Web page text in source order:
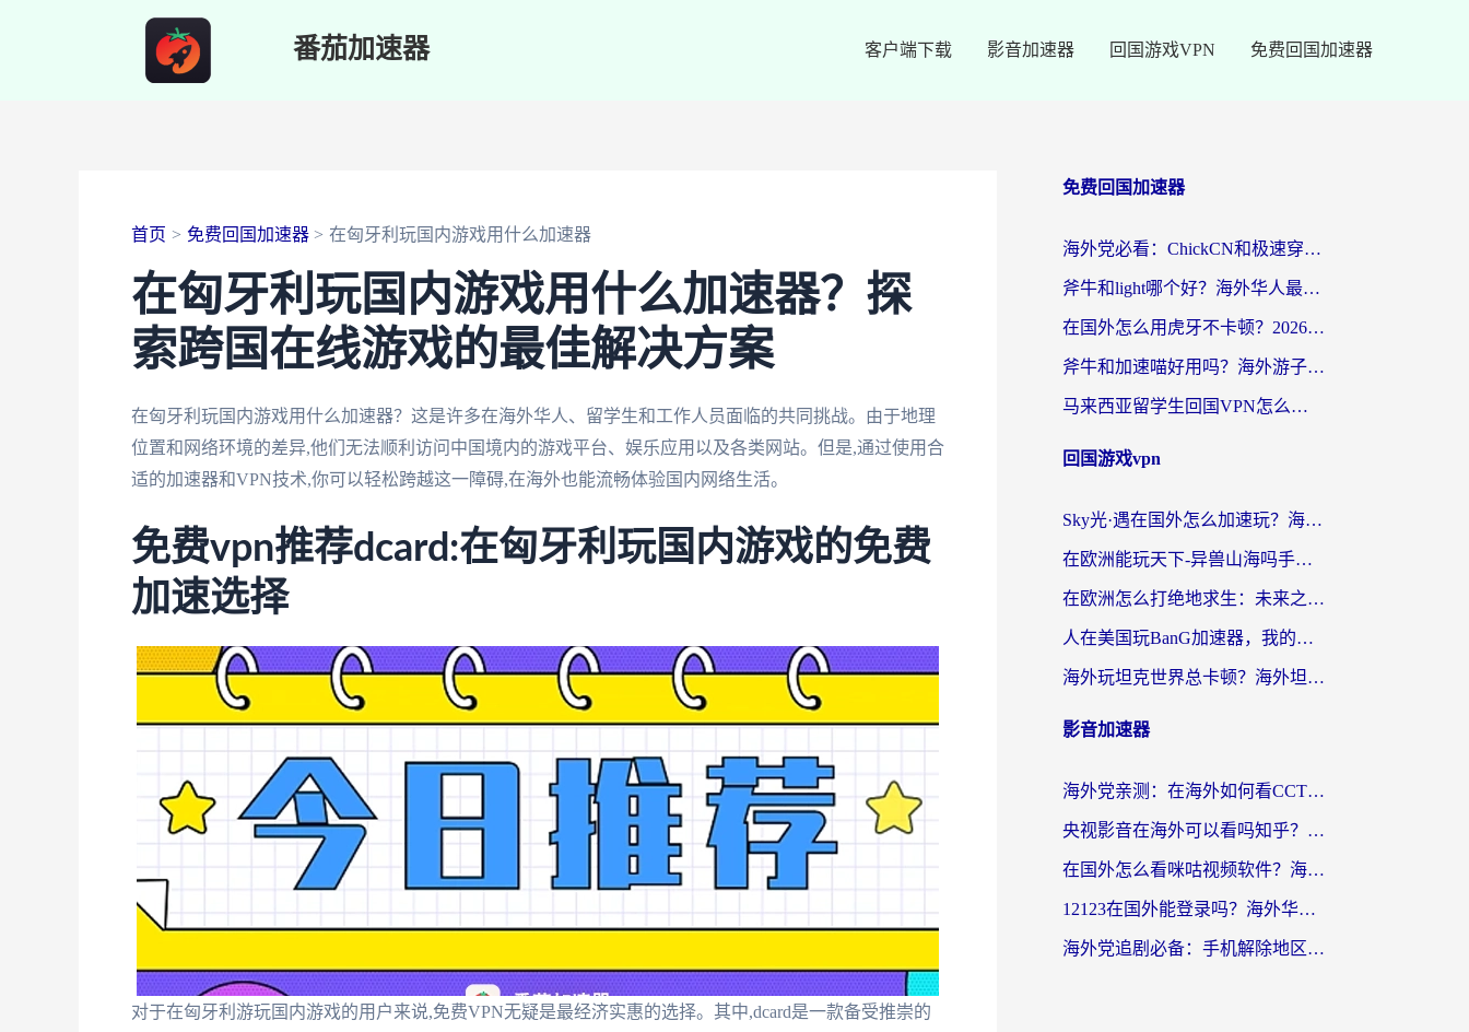
番茄加速器 客户端下载 影音加速器 回国游戏VPN 免费回国加速器
首页 免费回国加速器 在匈牙利玩国内游戏用什么加速器
在匈牙利玩国内游戏用什么加速器？探
索跨国在线游戏的最佳解决方案
在匈牙利玩国内游戏用什么加速器？这是许多在海外华人、留学生和工作人员面临的共同挑战。由于地理
位置和网络环境的差异,他们无法顺利访问中国境内的游戏平台、娱乐应用以及各类网站。但是,通过使用合
适的加速器和VPN技术,你可以轻松跨越这一障碍,在海外也能流畅体验国内网络生活。
免费vpn推荐dcard:在匈牙利玩国内游戏的免费
加速选择
对于在匈牙利游玩国内游戏的用户来说,免费VPN无疑是最经济实惠的选择。其中,dcard是一款备受推崇的
免费回国加速器
海外党必看：ChickCN和极速穿梭VPN好用吗？3招教你选对回国加速器无缝刷国内资源
斧牛和light哪个好？海外华人最关心的回国加速器选择难题，一篇讲透
在国外怎么用虎牙不卡顿？2026海外华人亲测有效的回国加速器选择指南
斧牛和加速喵好用吗？海外游子的真实选择困境
马来西亚留学生回国VPN怎么选？3个避坑点+1款实测好用的加速器推荐
回国游戏vpn
Sky光·遇在国外怎么加速玩？海外党亲测有效的国服游戏加速指南
在欧洲能玩天下-异兽山海吗手游？海外玩家的加速器生存指南
在欧洲怎么打绝地求生：未来之役不卡？留学生亲测的加速器避坑指南
人在美国玩BanG加速器，我的延迟终于绿了
海外玩坦克世界总卡顿？海外坦克世界加速器有哪些？实测好用的选择在这里
影音加速器
海外党亲测：在海外如何看CCTV？告别“仅限大陆播放”的实用指南
央视影音在海外可以看吗知乎？留学生亲测：3步解决地域限制+追剧自由
在国外怎么看咪咕视频软件？海外党亲测有效的回国加速方案
12123在国外能登录吗？海外华人必看的回国加速实用指南
海外党追剧必备：手机解除地区限制app怎么选？解决央视视频&国内剧地区限制全指南